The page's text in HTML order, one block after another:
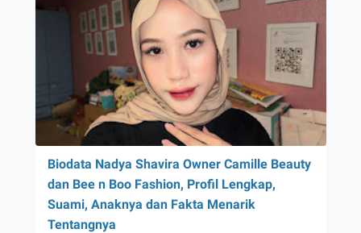
Biodata Nadya Shavira Owner Camille Beauty
dan Bee n Boo Fashion, Profil Lengkap,
Suami, Anaknya dan Fakta Menarik
Tentangnya